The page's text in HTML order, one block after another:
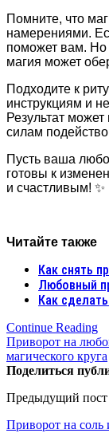
Помните, что
намерениями.
поможет вам. Но
магия может
Подходите к
инструкциям и
Результат
силам
Пусть ваша
готовы к
и счастливым! ✨
Читайте также
Как снять
Любовный
Как
Continue Reading
Приворот на
магического круга
Поделиться
Предыдущий пост
Приворот на соль